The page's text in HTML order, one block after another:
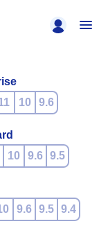
10 9.6
10 9.6 9.5
9.6 9.5 9.4